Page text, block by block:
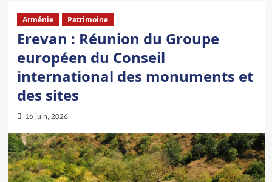
Arménie Patrimoine
Erevan : Réunion du Groupe
européen du Conseil
international des monuments et
des sites
16 juin, 2026